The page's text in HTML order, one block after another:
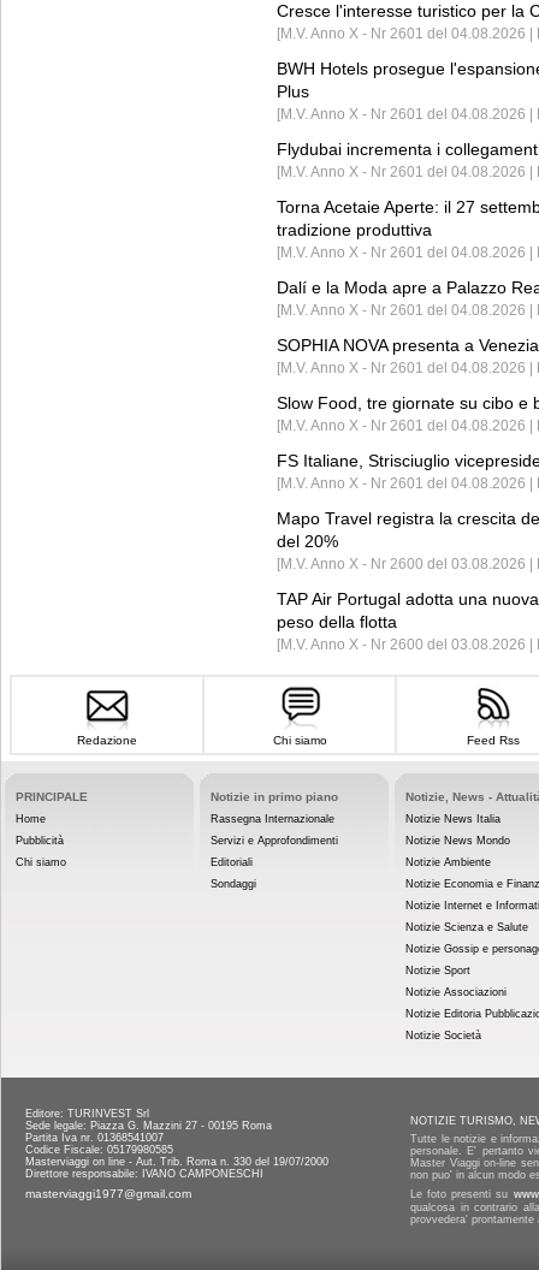
Cresce l'interesse turistico per la
[M.V. Anno X - Nr 2601 del 04.08.2026 |
BWH Hotels prosegue
Plus
[M.V. Anno X - Nr 2601 del 04.08.2026 |
Flydubai incrementa i
[M.V. Anno X - Nr 2601 del 04.08.2026 |
Torna Acetaie Aperte: il 27
tradizione produttiva
[M.V. Anno X - Nr 2601 del 04.08.2026 |
Dalí e la Moda apre a Palazzo
[M.V. Anno X - Nr 2601 del 04.08.2026 |
SOPHIA NOVA presenta a
[M.V. Anno X - Nr 2601 del 04.08.2026
Slow Food, tre giornate su cibo e
[M.V. Anno X - Nr 2601 del 04.08.2026 |
FS Italiane, Strisciuglio
[M.V. Anno X - Nr 2601 del 04.08.2026 |
Mapo Travel registra la crescita
del 20%
[M.V. Anno X - Nr 2600 del 03.08.2026 |
TAP Air Portugal adotta una
peso della flotta
[M.V. Anno X - Nr 2600 del 03.08.2026
Redazione Chi siamo Feed Rss
PRINCIPALE
Home
Pubblicità
Chi siamo
Notizie in primo piano
Rassegna Internazionale
Servizi e Approfondimenti
Editoriali
Sondaggi
Notizie, News -
Notizie News Italia
Notizie News Mondo
Notizie Ambiente
Notizie Economia e
Notizie Internet e
Notizie Scienza e Salute
Notizie Gossip e
Notizie Sport
Notizie Associazioni
Notizie Editoria
Notizie Società
Editore: TURINVEST Srl
Sede legale: Piazza G. Mazzini 27 - 00195 Roma
Partita Iva nr. 01368541007
Codice Fiscale: 05179980585
Masterviaggi on line - Aut. Trib. Roma n. 330 del 19/07/2000
Direttore responsabile: IVANO CAMPONESCHI
masterviaggi1977@gmail.com
NOTIZIE TURISMO,
Tutte le notizie e
personale. E' pertanto
Master Viaggi on-line
non puo' in alcun modo
Le foto presenti su
qualcosa in contrario
provvedera'